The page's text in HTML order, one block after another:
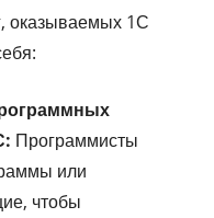
оказываемых 1С
Программисты
или
чтобы